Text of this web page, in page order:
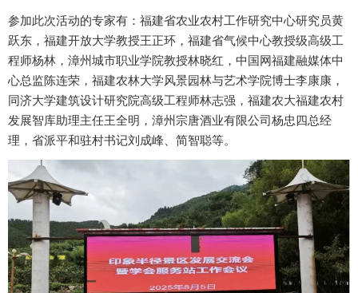
参加此次活动的专家有：福建省农业农村工作研究中心研究员黄
跃东，福建开放大学教授王正环，福建省气候中心教授级高级工
程师杨林，漳州城市职业学院教授林晓红，中国网福建融媒体中
心总监陈连荣，福建农林大学风景园林与艺术学院博士李康康，
同济大学建筑设计研究院高级工程师林志强，福建农大福建农村
发展智库助理主任王全明，漳州宗唐酒业有限公司杨忠四总经
理，省派平和驻村书记刘成峰、简智聪等。